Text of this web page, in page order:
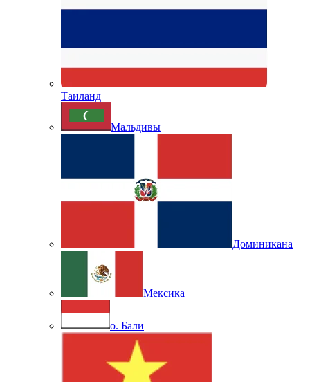
Таиланд
Мальдивы
Доминикана
Мексика
о. Бали